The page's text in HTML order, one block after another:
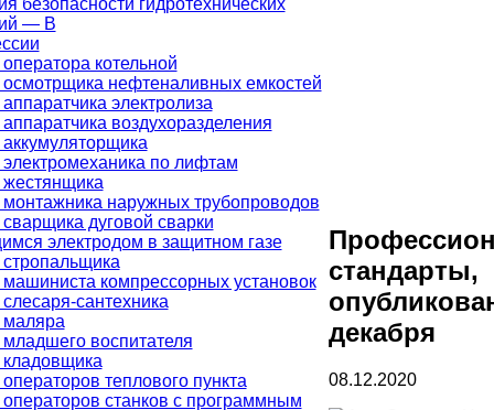
— В
котельной
нефтеналивных емкостей
электролиза
воздухоразделения
по лифтам
наружных трубопроводов
дуговой сварки
электродом в защитном газе
компрессорных установок
сантехника
воспитателя
теплового пункта
станков с программным
стандарты,
декабря
08.12.2020